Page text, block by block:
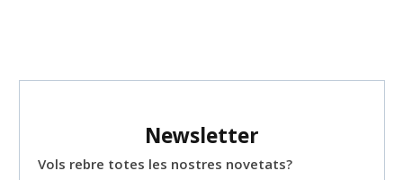
Newsletter
Vols rebre totes les nostres novetats?